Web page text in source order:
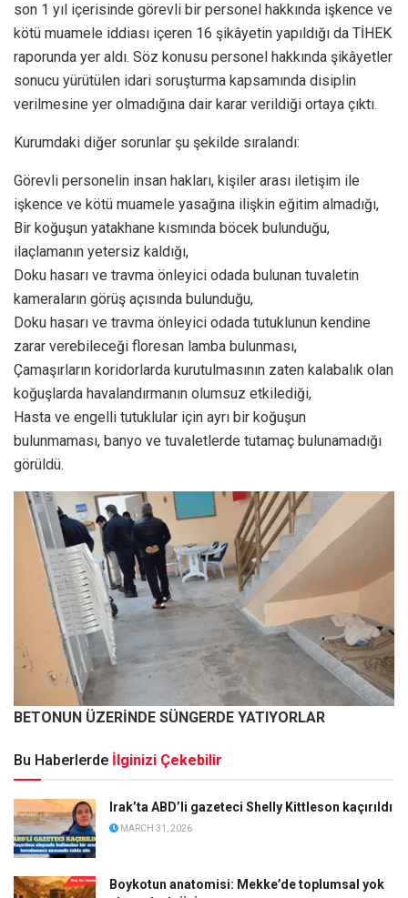
son 1 yıl içerisinde görevli bir personel hakkında işkence ve
kötü muamele iddiası içeren 16 şikâyetin yapıldığı da TİHEK
raporunda yer aldı. Söz konusu personel hakkında şikâyetler
sonucu yürütülen idari soruşturma kapsamında disiplin
verilmesine yer olmadığına dair karar verildiği ortaya çıktı.
Kurumdaki diğer sorunlar şu şekilde sıralandı:
Görevli personelin insan hakları, kişiler arası iletişim ile
işkence ve kötü muamele yasağına ilişkin eğitim almadığı,
Bir koğuşun yatakhane kısmında böcek bulunduğu,
ilaçlamanın yetersiz kaldığı,
Doku hasarı ve travma önleyici odada bulunan tuvaletin
kameraların görüş açısında bulunduğu,
Doku hasarı ve travma önleyici odada tutuklunun kendine
zarar verebileceği floresan lamba bulunması,
Çamaşırların koridorlarda kurutulmasının zaten kalabalık olan
koğuşlarda havalandırmanın olumsuz etkilediği,
Hasta ve engelli tutuklular için ayrı bir koğuşun
bulunmaması, banyo ve tuvaletlerde tutamaç bulunamadığı
görüldü.
BETONUN ÜZERİNDE SÜNGERDE YATIYORLAR
Bu Haberlerde İlginizi Çekebilir
Irak’ta ABD’li gazeteci Shelly Kittleson kaçırıldı
MARCH 31, 2026
Boykotun anatomisi: Mekke’de toplumsal yok